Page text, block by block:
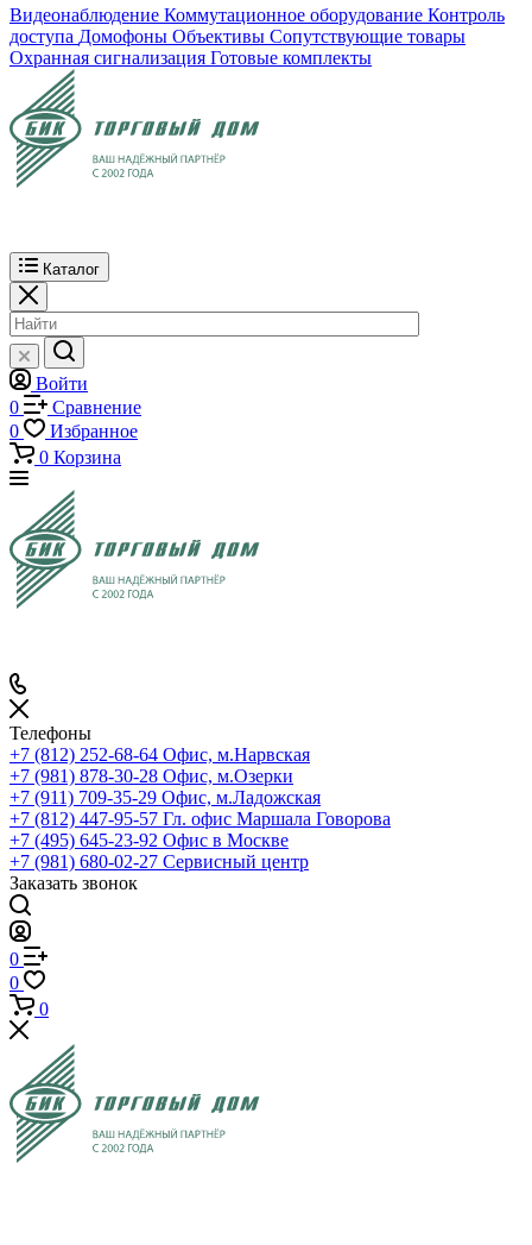
Видеонаблюдение Коммутационное оборудование Контроль
доступа Домофоны Объективы Сопутствующие товары
Охранная сигнализация Готовые комплекты
Каталог
Войти
0
Сравнение
0
Избранное
0 Корзина
Телефоны
+7 (812) 252-68-64 Офис, м.Нарвская
+7 (981) 878-30-28 Офис, м.Озерки
+7 (911) 709-35-29 Офис, м.Ладожская
+7 (812) 447-95-57 Гл. офис Маршала Говорова
+7 (495) 645-23-92 Офис в Москве
+7 (981) 680-02-27 Сервисный центр
Заказать звонок
0
0
0